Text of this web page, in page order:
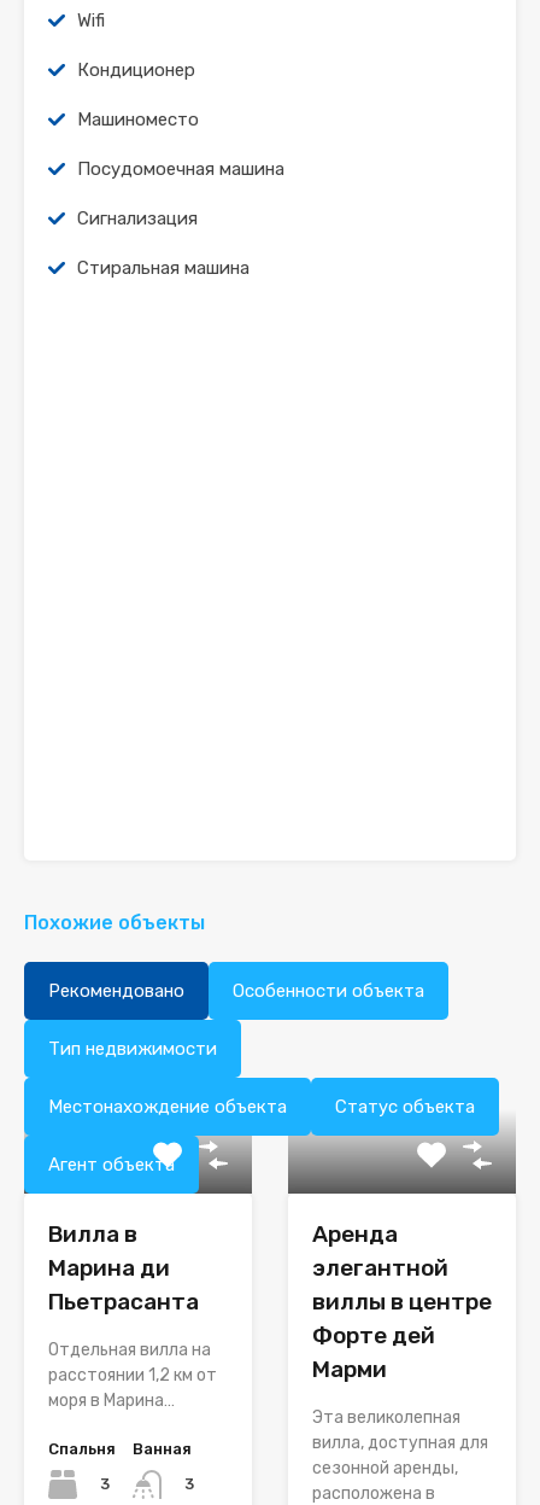
Wifi
Кондиционер
Машиноместо
Посудомоечная машина
Сигнализация
Стиральная машина
Похожие объекты
Рекомендовано Особенности объекта
Тип недвижимости
Местонахождение объекта Статус объекта
Агент объекта
Вилла в
Марина ди
Пьетрасанта
Отдельная вилла на
расстоянии 1,2 км от
моря в Марина…
Спальня
3
Ванная
3
Аренда
элегантной
виллы в центре
Форте дей
Марми
Эта великолепная
вилла, доступная для
сезонной аренды,
расположена в